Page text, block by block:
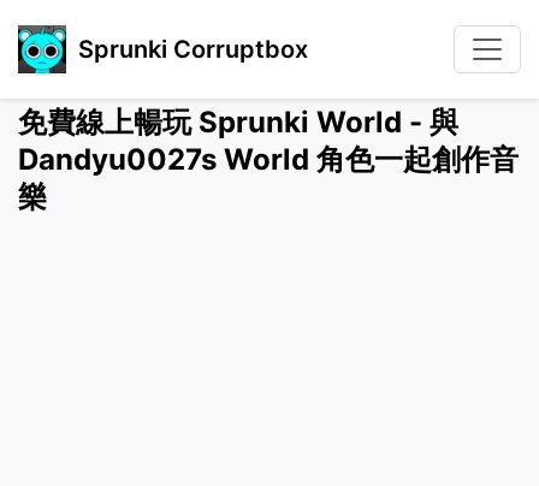
Sprunki Corruptbox
免費線上暢玩 Sprunki World - 與
Dandyu0027s World 角色一起創作音
樂